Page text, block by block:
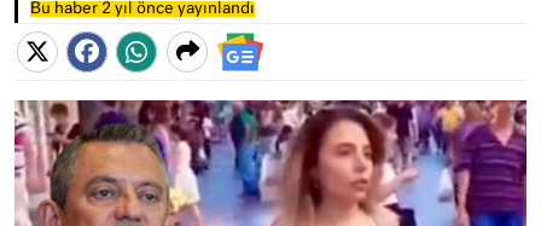
Bu haber 2 yıl önce yayınlandı